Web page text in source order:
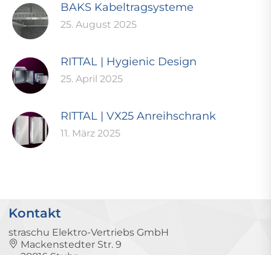
BAKS Kabeltragsysteme
25. August 2025
RITTAL | Hygienic Design
25. April 2025
RITTAL | VX25 Anreihschrank
11. März 2025
Kontakt
straschu Elektro-Vertriebs GmbH
Mackenstedter Str. 9